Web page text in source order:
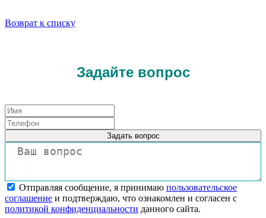
Возврат к списку
Задайте вопрос
Задать вопрос
Отправляя сообщение, я принимаю пользовательское
соглашение и подтверждаю, что ознакомлен и согласен с
политикой конфиденциальности данного сайта.